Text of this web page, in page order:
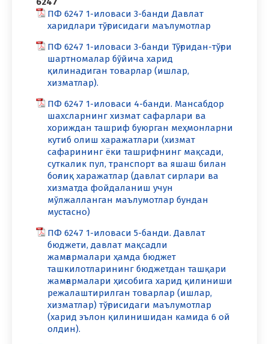
ПФ 6247 1-иловаси 3-банди Давлат
харидлари тўғрисидаги маълумотлар
ПФ 6247 1-иловаси 3-банди Тўғридан-тўғри
шартномалар бўйича харид
қилинадиган товарлар (ишлар,
хизматлар).
ПФ 6247 1-иловаси 4-банди. Мансабдор
шахсларнинг хизмат сафарлари ва
хориждан ташриф буюрган меҳмонларни
кутиб олиш харажатлари (хизмат
сафарининг ёки ташрифнинг мақсади,
суткалик пул, транспорт ва яшаш билан
боғлиқ харажатлар (давлат сирлари ва
хизматда фойдаланиш учун
мўлжалланган маълумотлар бундан
мустасно)
ПФ 6247 1-иловаси 5-банди. Давлат
бюджети, давлат мақсадли
жамғармалари ҳамда бюджет
ташкилотларининг бюджетдан ташқари
жамғармалари ҳисобига харид қилиниши
режалаштирилган товарлар (ишлар,
хизматлар) тўғрисидаги маълумотлар
(харид эълон қилинишидан камида 6 ой
олдин).